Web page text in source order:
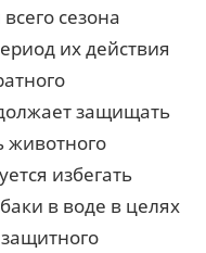
cезона
их действия
защищать
животного
избегать
в воде в целях